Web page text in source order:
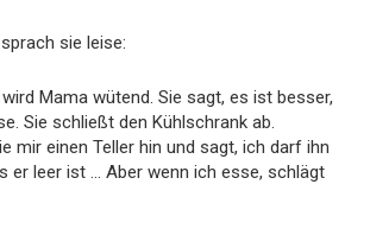
sie leise:
Mama wütend. Sie sagt, es ist besser,
Sie schließt den Kühlschrank ab.
mir einen Teller hin und sagt, ich darf ihn
er leer ist … Aber wenn ich esse, schlägt